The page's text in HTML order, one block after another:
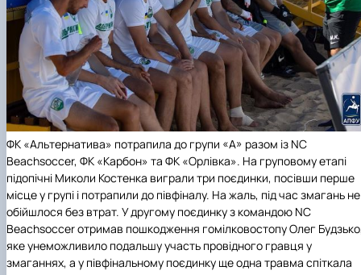
ФК «Альтернатива» потрапила до групи «А» разом із NC
Beachsoccer, ФК «Карбон» та ФК «Орлівка». На груповому етапі
підопічні Миколи Костенка виграли три поєдинки, посівши перше
місце у групі і потрапили до півфіналу. На жаль, під час змагань не
обійшлося без втрат. У другому поєдинку з командою NC
Beachsoccer отримав пошкодження гомілковостопу Олег
яке унеможливило подальшу участь провідного гравця у
змаганнях, а у півфінальному поєдинку ще одна травма спіткала